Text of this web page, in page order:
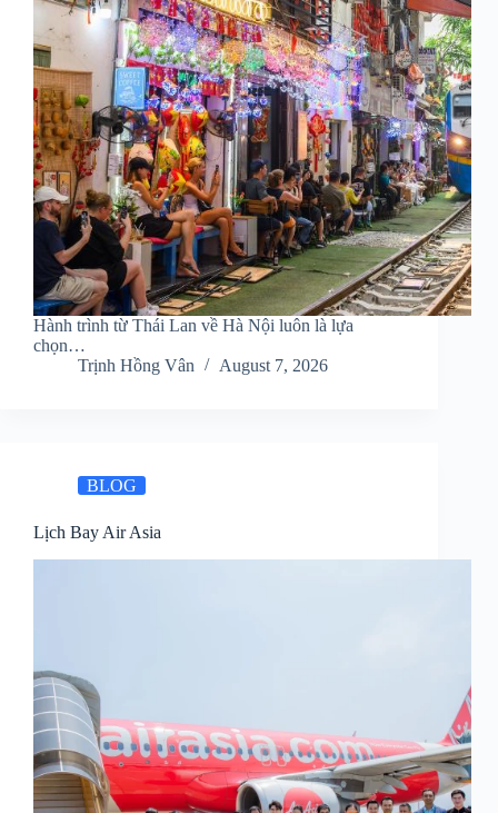
Hành trình từ Thái Lan về Hà Nội luôn là lựa
chọn…
Trịnh Hồng Vân
August 7, 2026
BLOG
Lịch Bay Air Asia